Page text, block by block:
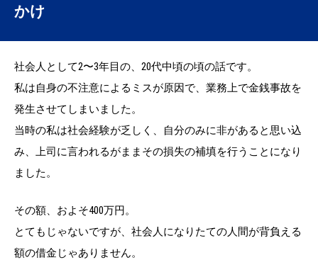
かけ
社会人として2〜3年目の、20代中頃の頃の話です。
私は自身の不注意によるミスが原因で、業務上で金銭事故を
発生させてしまいました。
当時の私は社会経験が乏しく、自分のみに非があると思い込
み、上司に言われるがままその損失の補填を行うことになり
ました。
その額、およそ400万円。
とてもじゃないですが、社会人になりたての人間が背負える
額の借金じゃありません。